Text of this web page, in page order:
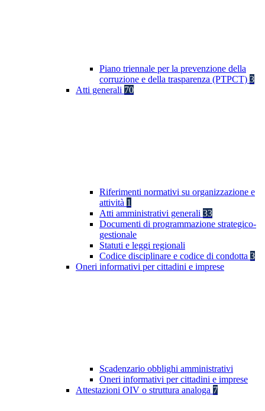
Piano triennale per la prevenzione della
corruzione e della trasparenza (PTPCT) 3
Atti generali 70
Riferimenti normativi su organizzazione e
attività 1
Atti amministrativi generali 33
Documenti di programmazione strategico-
gestionale
Statuti e leggi regionali
Codice disciplinare e codice di condotta 3
Oneri informativi per cittadini e imprese
Scadenzario obblighi amministrativi
Oneri informativi per cittadini e imprese
Attestazioni OIV o struttura analoga 7